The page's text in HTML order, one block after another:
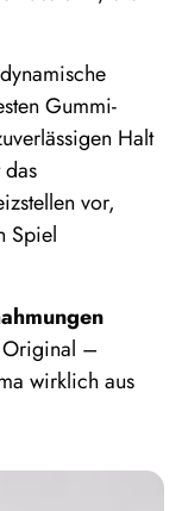
Gummi-
Halt
vor,
Spiel
Original –
wirklich aus